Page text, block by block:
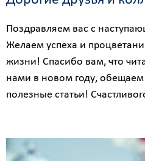
Поздравляем вас с
Желаем успеха и
жизни! Спасибо вам, что
нами в новом году,
полезные статьи!